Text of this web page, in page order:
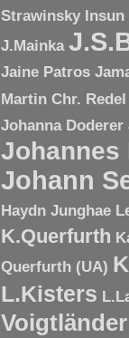
Strawinsky
J.Mainka
Jaine Patros
Martin Chr. Redel
Johanna Doderer
Johannes
Johann
Haydn Junghae
K.Querfurth
Querfurth (UA)
L.Kisters
Voigtländer